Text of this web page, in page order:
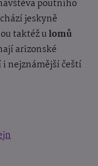
poutního
jeskyně
taktéž ulomů
arizonské
nejznámější čeští